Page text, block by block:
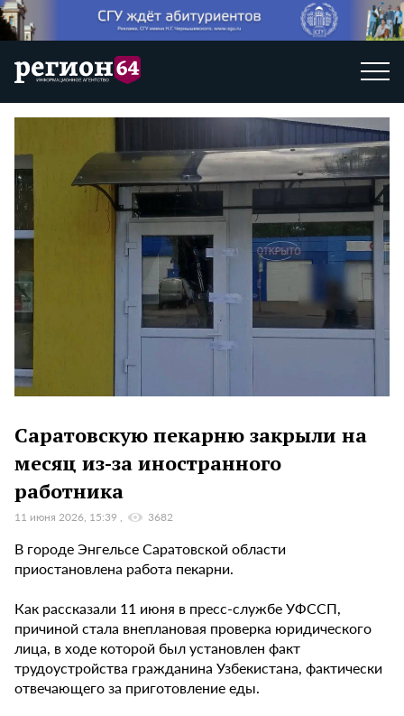
Саратовскую пекарню закрыли на
месяц из-за иностранного
работника
11 июня 2026, 15:39 3682
В городе Энгельсе Саратовской области
приостановлена работа пекарни.
Как рассказали 11 июня в пресс-службе УФССП,
причиной стала внеплановая проверка юридического
лица, в ходе которой был установлен факт
трудоустройства гражданина Узбекистана, фактически
отвечающего за приготовление еды.